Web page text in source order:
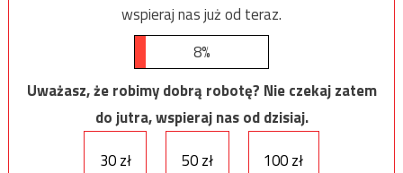
wspieraj nas już od teraz.
8%
Uważasz, że robimy dobrą robotę? Nie czekaj zatem
do jutra, wspieraj nas od dzisiaj.
30 zł
50 zł 100 zł